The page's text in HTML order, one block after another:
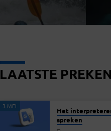
LAATSTE PREKEN
3 MEI
Het
spreken